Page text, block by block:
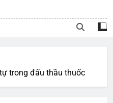
trong đấu thầu thuốc